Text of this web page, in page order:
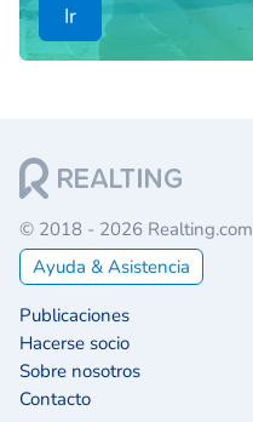
Ir
© 2018 - 2026 Realting.com
Ayuda & Asistencia
Publicaciones
Hacerse socio
Sobre nosotros
Contacto